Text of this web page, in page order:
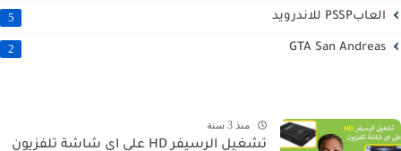
العابPSSP للاندرويد 5
GTA San Andreas
2
منذ 3 سنة
تشغيل الرسيفر HD على اى شاشة تلفزيون